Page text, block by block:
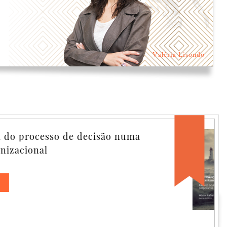
Valéria Lisondo
sem Catástrofe, ou
sem Governança
SEM CATÁSTROFE,
CATÁSTROFE SEM GOVERNANÇA